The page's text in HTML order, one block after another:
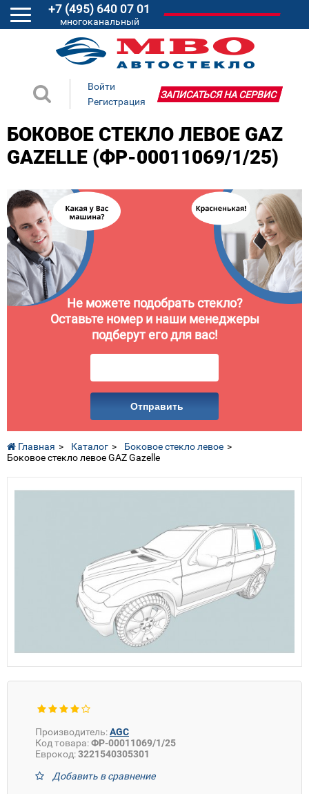
+7 (495) 640 07 01
многоканальный
Войти
Регистрация
ЗАПИСАТЬСЯ НА СЕРВИС
БОКОВОЕ СТЕКЛО ЛЕВОЕ GAZ
GAZELLE (ФР-00011069/1/25)
Не можете подобрать стекло?
Оставьте номер и наши менеджеры
подберут его для вас!
Отправить
Главная Каталог
Боковое стекло левое
Боковое стекло левое GAZ Gazelle
Производитель:AGC
Код товара:ФР-00011069/1/25
Еврокод:3221540305301
Добавить в сравнение